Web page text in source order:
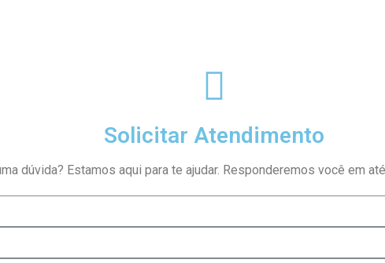
Solicitar Atendimento
dúvida? Estamos aqui para te ajudar. Responderemos você em